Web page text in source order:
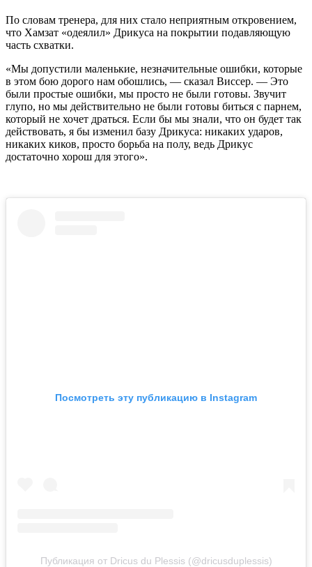
По словам тренера, для них стало неприятным откровением,
что Хамзат «одеялил» Дрикуса на покрытии подавляющую
часть схватки.
«Мы допустили маленькие, незначительные ошибки, которые
в этом бою дорого нам обошлись, — сказал Виссер. — Это
были простые ошибки, мы просто не были готовы. Звучит
глупо, но мы действительно не были готовы биться с парнем,
который не хочет драться. Если бы мы знали, что он будет так
действовать, я бы изменил базу Дрикуса: никаких ударов,
никаких киков, просто борьба на полу, ведь Дрикус
достаточно хорош для этого».
Посмотреть эту публикацию в Instagram
Публикация от Dricus du Plessis (@dricusduplessis)